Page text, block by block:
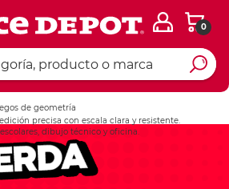
0
de geometría
precisa con escala clara y resistente.
dibujo técnico y oficina.
Ingresar Codigo